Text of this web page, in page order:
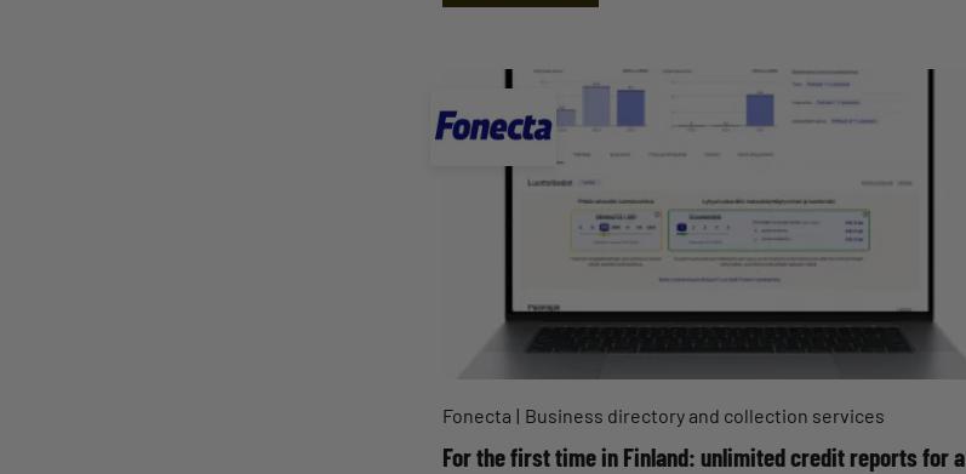
Fonecta Business directory and collection services
For the first time in Finland: unlimited credit reports for a